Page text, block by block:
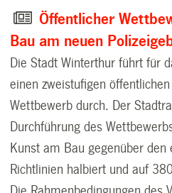
Öffentlicher
Bau am neuen
Die Stadt Winterthur führt für
einen zweistufigen
Wettbewerb durch. Der
Durchführung des
Kunst am Bau gegenüber den
Richtlinien halbiert und auf